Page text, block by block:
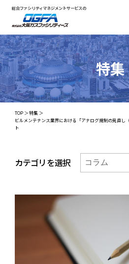
総合ファシリティマネジメントサービスの
特集
TOP
特集
ビルメンテナンス業界における「アナログ規制の見直し
ト
カテゴリを選択